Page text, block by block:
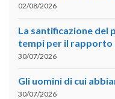
02/08/2026
La santificazione del
tempi per il rapporto
30/07/2026
Gli uomini di cui
30/07/2026